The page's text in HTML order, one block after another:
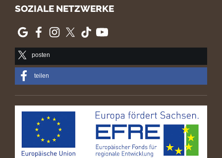
SOZIALE NETZWERKE
posten
teilen